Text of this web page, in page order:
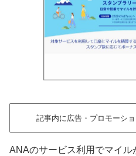
記事内に広告・プロモーシ
ANAのサービス利用でマイ